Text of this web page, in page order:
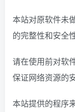
本站对原软件未
的完整性和安全性
请在使用前对软
保证网络资源的
本站提供的程序